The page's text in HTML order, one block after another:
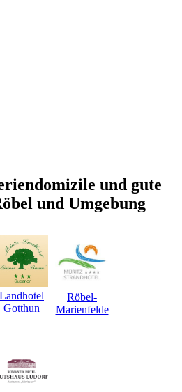
und gute
und Umgebung
Landhotel
Gotthun
Röbel-
Marienfelde